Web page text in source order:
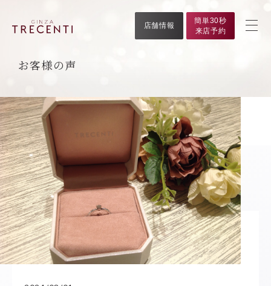
店舗情報
簡単30秒
来店予約
お客様の声